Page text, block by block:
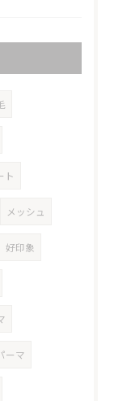
ト
メッシュ
好印象
ーマ